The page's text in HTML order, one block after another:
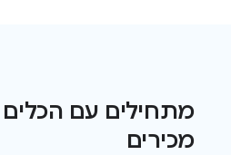
מתחילים עם
מכירים